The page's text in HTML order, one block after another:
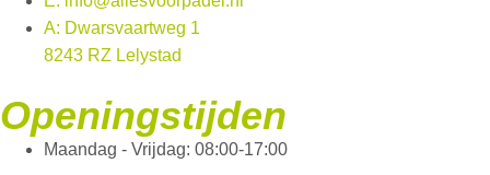
A: Dwarsvaartweg 1
8243 RZ Lelystad
Openingstijden
Maandag - Vrijdag: 08:00-17:00